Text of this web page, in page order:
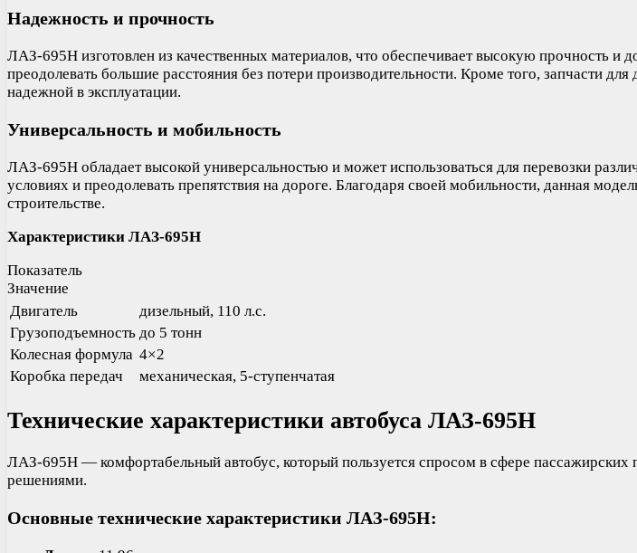
Надежность и прочность
ЛАЗ-695Н изготовлен из качественных материалов, что обеспечивает высокую прочность и
преодолевать большие расстояния без потери производительности. Кроме того, запчасти
надежной в эксплуатации.
Универсальность и мобильность
ЛАЗ-695Н обладает высокой универсальностью и может использоваться для перевозки
условиях и преодолевать препятствия на дороге. Благодаря своей мобильности, данная
строительстве.
Характеристики ЛАЗ-695Н
Показатель
Значение
Двигатель
дизельный, 110 л.с.
Грузоподъемность до 5 тонн
Колесная формула 4×2
Коробка передач
механическая, 5-ступенчатая
Технические характеристики автобуса ЛАЗ-695Н
ЛАЗ-695Н — комфортабельный автобус, который пользуется спросом в сфере
решениями.
Основные технические характеристики ЛАЗ-695Н: